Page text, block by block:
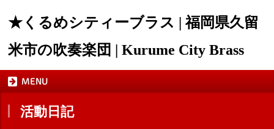
★くるめシティーブラス | 福岡県久留
米市の吹奏楽団 | Kurume City Brass
MENU
活動日記